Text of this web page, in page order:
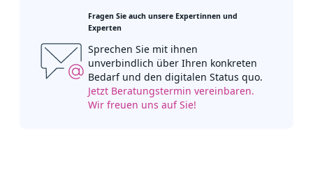
Fragen Sie auch unsere Expertinnen und
Experten
Sprechen Sie mit ihnen
unverbindlich über Ihren konkreten
Bedarf und den digitalen Status quo.
Jetzt Beratungstermin vereinbaren.
Wir freuen uns auf Sie!